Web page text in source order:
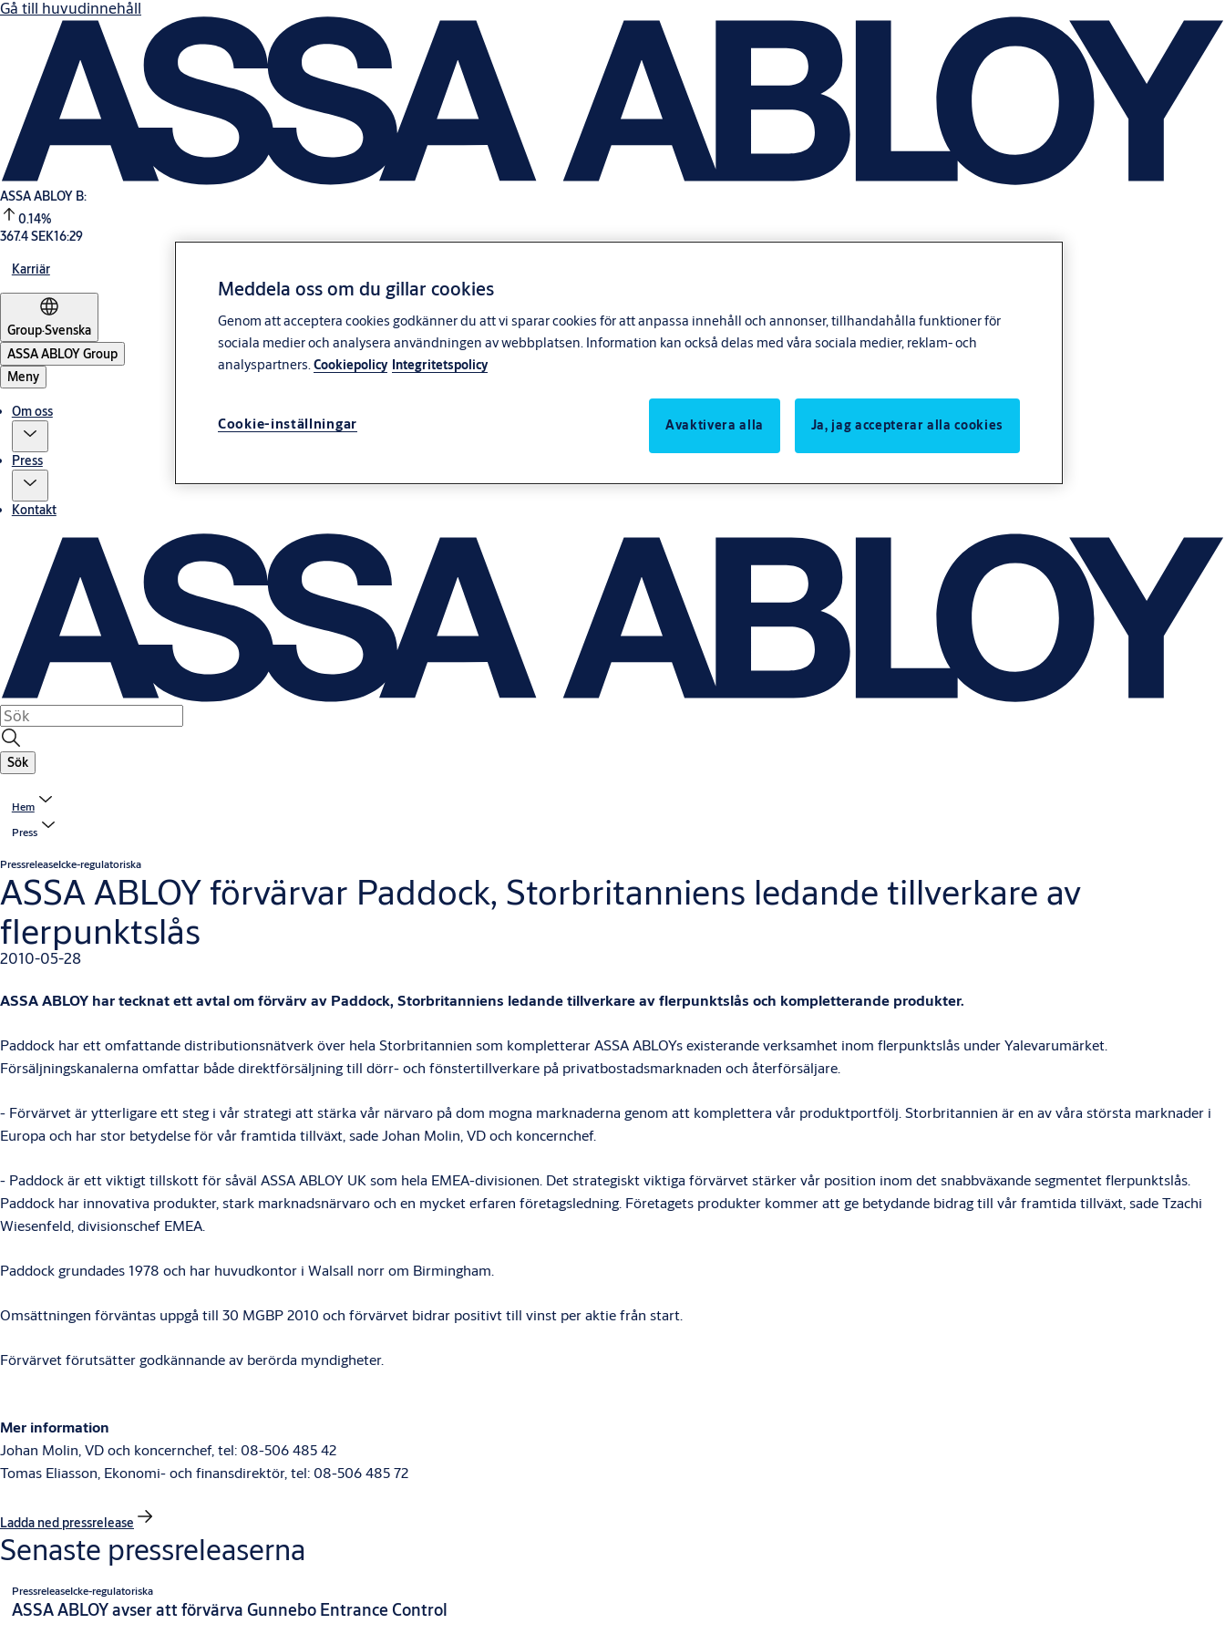
Gå till huvudinnehåll
ASSA ABLOY B:
0.14%
367.4 SEK16:29
Karriär
Group·Svenska
ASSA ABLOY Group
Meny
Om oss
Press
Kontakt
Sök
Hem
Press
PressreleaseIcke-regulatoriska
ASSA ABLOY förvärvar Paddock, Storbritanniens ledande tillverkare av
flerpunktslås
2010-05-28
ASSA ABLOY har tecknat ett avtal om förvärv av Paddock, Storbritanniens ledande tillverkare av flerpunktslås och kompletterande produkter.
Paddock har ett omfattande distributionsnätverk över hela Storbritannien som kompletterar ASSA ABLOYs existerande verksamhet inom flerpunktslås under Yalevarumärket.
Försäljningskanalerna omfattar både direktförsäljning till dörr- och fönstertillverkare på privatbostadsmarknaden och återförsäljare.
- Förvärvet är ytterligare ett steg i vår strategi att stärka vår närvaro på dom mogna marknaderna genom att komplettera vår produktportfölj. Storbritannien är en av våra största marknader i
Europa och har stor betydelse för vår framtida tillväxt, sade Johan Molin, VD och koncernchef.
- Paddock är ett viktigt tillskott för såväl ASSA ABLOY UK som hela EMEA-divisionen. Det strategiskt viktiga förvärvet stärker vår position inom det snabbväxande segmentet flerpunktslås.
Paddock har innovativa produkter, stark marknadsnärvaro och en mycket erfaren företagsledning. Företagets produkter kommer att ge betydande bidrag till vår framtida tillväxt, sade Tzachi
Wiesenfeld, divisionschef EMEA.
Paddock grundades 1978 och har huvudkontor i Walsall norr om Birmingham.
Omsättningen förväntas uppgå till 30 MGBP 2010 och förvärvet bidrar positivt till vinst per aktie från start.
Förvärvet förutsätter godkännande av berörda myndigheter.
Mer information
Johan Molin, VD och koncernchef, tel: 08-506 485 42
Tomas Eliasson, Ekonomi- och finansdirektör, tel: 08-506 485 72
Ladda ned pressrelease
Senaste pressreleaserna
PressreleaseIcke-regulatoriska
ASSA ABLOY avser att förvärva Gunnebo Entrance Control
Meddela oss om du gillar cookies
Genom att acceptera cookies godkänner du att vi sparar cookies för att anpassa innehåll och annonser, tillhandahålla funktioner för
sociala medier och analysera användningen av webbplatsen. Information kan också delas med våra sociala medier, reklam- och
analyspartners. Cookiepolicy Integritetspolicy
Cookie-inställningar Avaktivera alla Ja, jag accepterar alla cookies